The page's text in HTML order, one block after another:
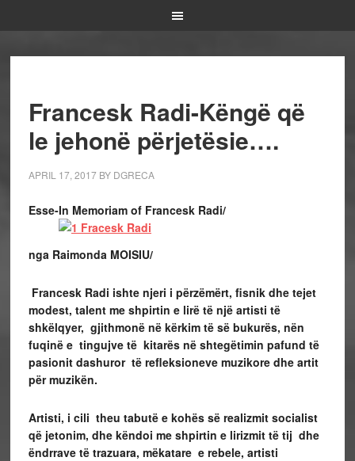
Francesk Radi-Këngë që
le jehonë përjetësie….
APRIL 17, 2017BY DGRECA
Esse-In Memoriam of Francesk Radi/
nga Raimonda MOISIU/
Francesk Radi ishte njeri i përzëmërt, fisnik dhe tejet
modest, talent me shpirtin e lirë të një artisti të
shkëlqyer, gjithmonë në kërkim të së bukurës, nën
fuqinë e tingujve të kitarës në shtegëtimin pafund të
pasionit dashuror të refleksioneve muzikore dhe artit
për muzikën.
Artisti, i cili theu tabutë e kohës së realizmit socialist
që jetonim, dhe këndoi me shpirtin e lirizmit të tij dhe
ëndrrave të trazuara, mëkatare e rebele, artisti